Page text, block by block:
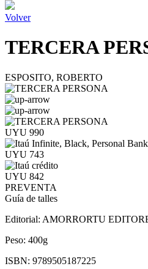
Volver
TERCERA
ESPOSITO, ROBERTO
UYU 990
UYU 743
UYU 842
PREVENTA
Guía de talles
Editorial: AMORRORTU
Peso: 400g
ISBN: 9789505187225